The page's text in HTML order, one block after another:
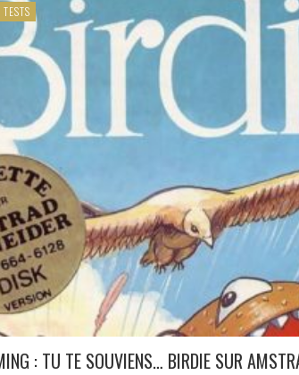
TESTS
: TU TE SOUVIENS… BIRDIE SUR